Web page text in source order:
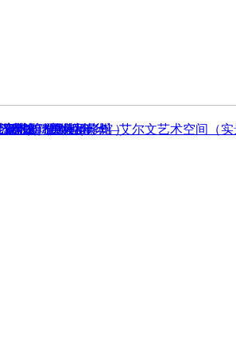
建发）美妆摄影馆
宁波 ）旗舰店
术馆
州）
活，绽放别样年华—艾尔文艺术空间（
范诺琦男装 ( 苏州 ）
豪宅的雅致轻奢